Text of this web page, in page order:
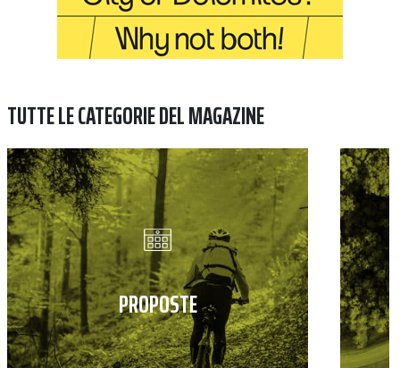
TUTTE LE CATEGORIE DEL MAGAZINE
PROPOSTE